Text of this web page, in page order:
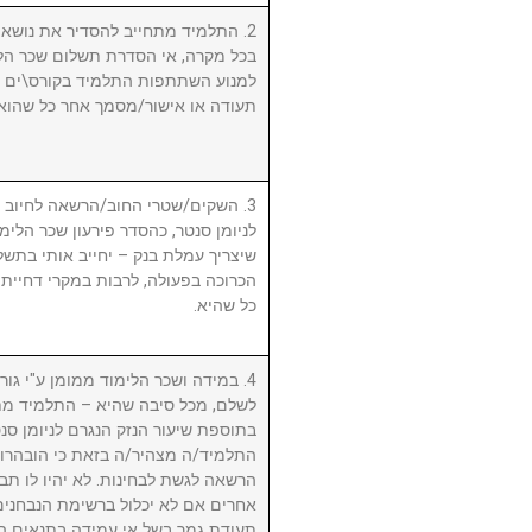
2. התלמיד מתחייב להסדיר את
בכל מקרה, אי הסדרת תשלום שכר
למנוע השתתפות התלמיד בקורס\ים
תעודה או אישור/מסמך אחר כל
3. השקים/שטרי החוב/הרשאה
לניומן סנטר, כהסדר פירעון שכר
שיצריך עמלת בנק – יחייב אותי
הכרוכה בפעולה, לרבות במקרי
כל שהיא.
4. במידה ושכר הלימוד ממומן ע"י
לשלם, מכל סיבה שהיא – התלמיד
בתוספת שיעור הנזק הנגרם
התלמיד/ה מצהיר/ה בזאת כי
הרשאה לגשת לבחינות. לא יהיו לו
אחרים אם לא יכלול ברשימת